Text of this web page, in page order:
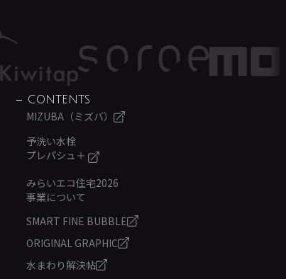
CONTENTS
MIZUBA（ミズバ）
予洗い水栓
プレパシュ＋
みらいエコ住宅2026
事業について
SMART FINE BUBBLE
ORIGINAL GRAPHIC
水まわり解決帖